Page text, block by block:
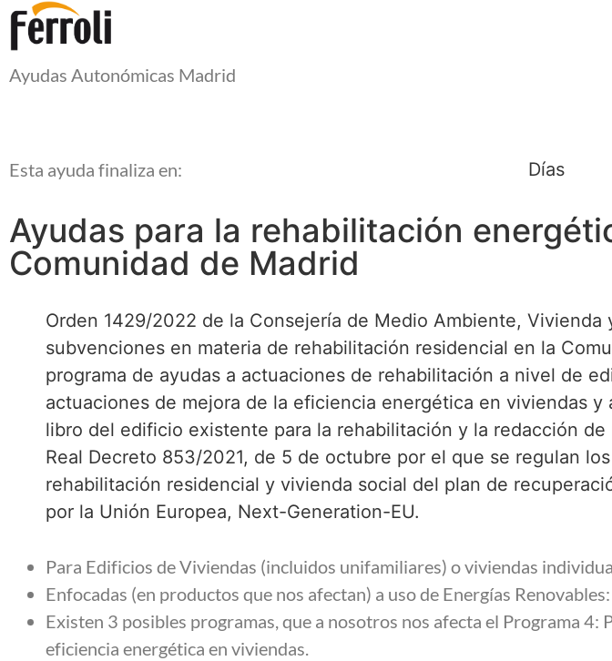
Ayudas Autonómicas Madrid
Esta ayuda finaliza en: Días
Ayudas para la rehabilitación
Comunidad de Madrid
Orden 1429/2022 de la Consejería de Medio Ambiente,
subvenciones en materia de rehabilitación residencial en la
programa de ayudas a actuaciones de rehabilitación a nivel de
actuaciones de mejora de la eficiencia energética en viviendas y
libro del edificio existente para la rehabilitación y la redacción
Real Decreto 853/2021, de 5 de octubre por el que se regulan
rehabilitación residencial y vivienda social del plan de
por la Unión Europea, Next-Generation-EU.
Para Edificios de Viviendas (incluidos unifamiliares) o viviendas
Enfocadas (en productos que nos afectan) a uso de Energías
Existen 3 posibles programas, que a nosotros nos afecta el Programa 4:
eficiencia energética en viviendas.